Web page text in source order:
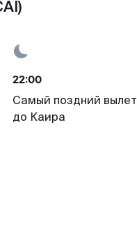
22:00
Самый поздний вылет
до Каира